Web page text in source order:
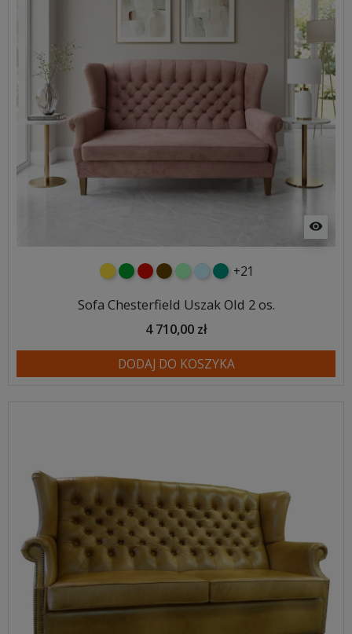
visibility
żółtyzielonyczerwony
czekoladowy
miętowybłękitny
turkusowy
+21
Sofa Chesterfield Uszak Old 2 os.
4 710,00 zł
DODAJ DO KOSZYKA